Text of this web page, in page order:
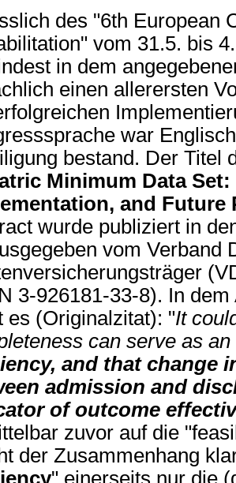
des "6th European
vom 31.5. bis
in dem
einen allerersten
war
bestand. Der Titel
Minimum Data
and Future
wurde publiziert in
vom Verband
3-926181-33-8). In
es (Originalzitat): "It
can serve as an
and that change
admission and
of outcome
zuvor auf die
der Zusammenhang
" einerseits nur die